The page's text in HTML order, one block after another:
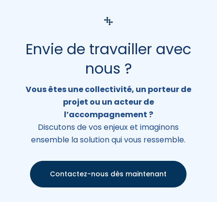
Envie de travailler avec
nous ?
Vous êtes une collectivité, un porteur de
projet ou un acteur de
l’accompagnement ?
Discutons de vos enjeux et imaginons
ensemble la solution qui vous ressemble.
Contactez-nous dès maintenant